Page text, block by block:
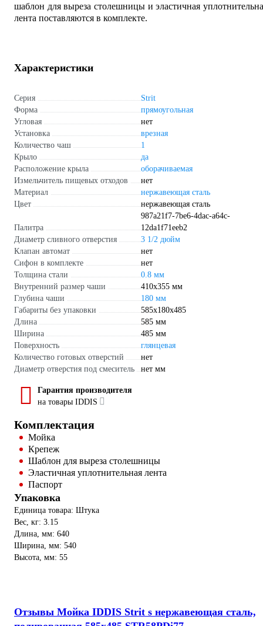
шаблон для выреза столешницы и эластичная
лента поставляются в комплекте.
Характеристики
Серия
Strit
Форма
прямоугольная
Угловая
нет
Установка
врезная
Количество чаш
1
Крыло
да
Расположение крыла
оборачиваемая
Измельчитель пищевых отходов
нет
Материал
нержавеющая сталь
Цвет
нержавеющая сталь
Палитра
987a21f7-7be6-4dac-a64c-
12da1f71eeb2
Диаметр сливного отверстия
3 1/2 дюйм
Клапан автомат
нет
Сифон в комплекте
нет
Толщина стали
0.8 мм
Внутренний размер чаши
410x355 мм
Глубина чаши
180 мм
Габариты без упаковки
585x180x485
Длина
585 мм
Ширина
485 мм
Поверхность
глянцевая
Количество готовых отверстий
нет
Диаметр отверстия под смеситель
нет мм
Гарантия производителя
на товары IDDIS
Комплектация
Мойка
Крепеж
Шаблон для выреза столешницы
Эластичная уплотнительная лента
Паспорт
Упаковка
Единица товара: Штука
Вес, кг: 3.15
Длина, мм: 640
Ширина, мм: 540
Высота, мм: 55
Отзывы Мойка IDDIS Strit s нержавеющая сталь,